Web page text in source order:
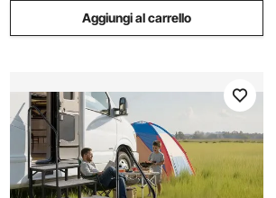
Aggiungi al carrello